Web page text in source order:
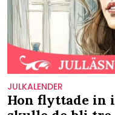
JULKALENDER
Hon flyttade in